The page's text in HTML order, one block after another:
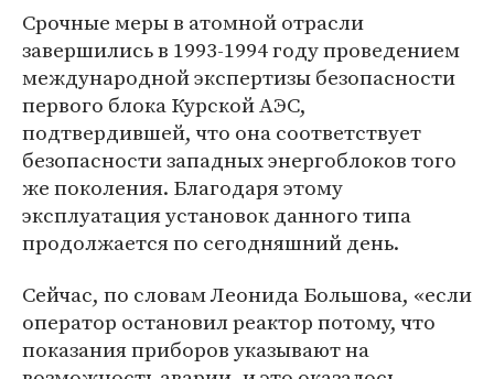
Срочные меры в атомной отрасли
завершились в 1993-1994 году проведением
международной экспертизы безопасности
первого блока Курской АЭС,
подтвердившей, что она соответствует
безопасности западных энергоблоков того
же поколения. Благодаря этому
эксплуатация установок данного типа
продолжается по сегодняшний день.
Сейчас, по словам Леонида Большова, «если
оператор остановил реактор потому, что
показания приборов указывают на